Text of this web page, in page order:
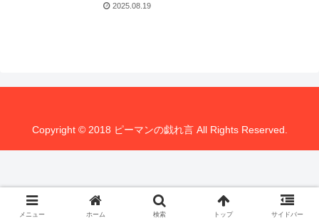
2025.08.19
Copyright © 2018 ピーマンの戯れ言 All Rights Reserved.
メニュー ホーム 検索 トップ サイドバー